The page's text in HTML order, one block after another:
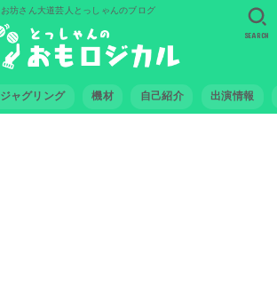
お坊さん大道芸人とっしゃんのブログ
ジャグリング 機材 自己紹介 出演情報
SEARCH